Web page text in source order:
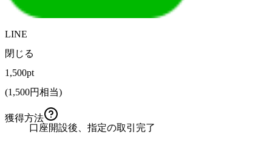
LINE
閉じる
1,500pt
(1,500円相当)
獲得方法
口座開設後、指定の取引完了